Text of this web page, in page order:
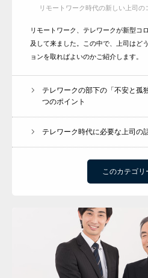
リモートワーク時代の新しい上司
リモートワーク、テレワークが新型コ
及して来ました。この中で、上司はど
ョンを取ればよいのかご紹介します。
テレワークの部下の「不安と
つのポイント
テレワーク時代に必要な上司
このカテゴリ